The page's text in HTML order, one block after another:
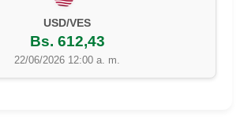
USD/VES
Bs. 612,43
22/06/2026 12:00 a. m.